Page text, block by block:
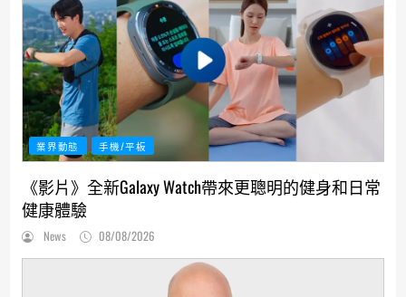
業界動態 手機/平板
《影片》全新Galaxy Watch帶來更聰明的健身和日常
健康體驗
News 08/08/2026